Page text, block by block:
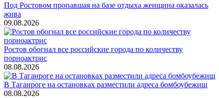
Под Ростовом пропавшая на базе отдыха женщина оказалась
жива
09.08.2026
Ростов обогнал все российские города по количеству
порноактрис
08.08.2026
В Таганроге на остановках разместили адреса бомбоубежищ
08.08.2026